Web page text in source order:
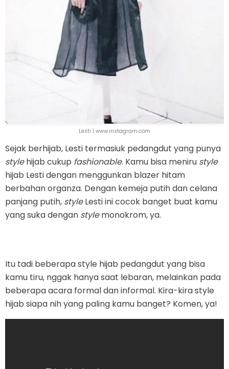
Lesti | www.instagram.com
Sejak berhijab, Lesti termasiuk pedangdut yang punya
stylehijab cukup fashionable. Kamu bisa meniru style
hijab Lesti dengan menggunkan blazer hitam
berbahan organza. Dengan kemeja putih dan celana
panjang putih, styleLesti ini cocok banget buat kamu
yang suka dengan stylemonokrom, ya.
Itu tadi beberapa style hijab pedangdut yang bisa
kamu tiru, nggak hanya saat lebaran, melainkan pada
beberapa acara formal dan informal. Kira-kira style
hijab siapa nih yang paling kamu banget? Komen, ya!